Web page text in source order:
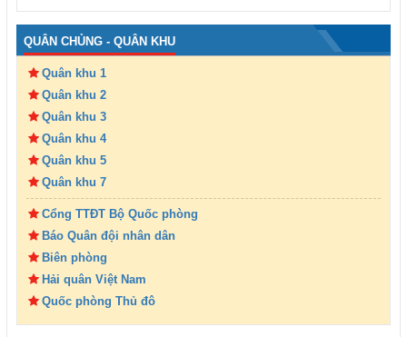
QUÂN CHỦNG - QUÂN KHU
Quân khu 1
Quân khu 2
Quân khu 3
Quân khu 4
Quân khu 5
Quân khu 7
Cổng TTĐT Bộ Quốc phòng
Báo Quân đội nhân dân
Biên phòng
Hải quân Việt Nam
Quốc phòng Thủ đô